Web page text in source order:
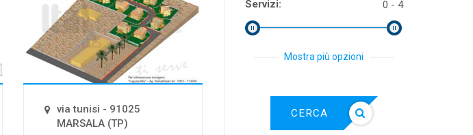
via tunisi - 91025
MARSALA (TP)
La mappa non è disponibile
Servizi: 0 - 4
Mostra più opzioni
CERCA